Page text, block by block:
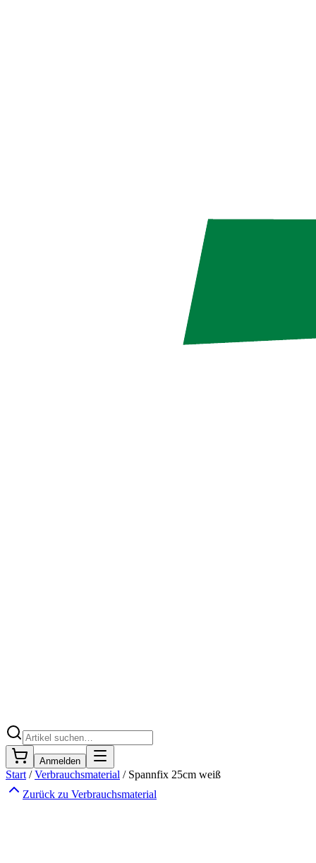
Anmelden
Start /Verbrauchsmaterial / Spannfix 25cm weiß
Zurück zu Verbrauchsmaterial